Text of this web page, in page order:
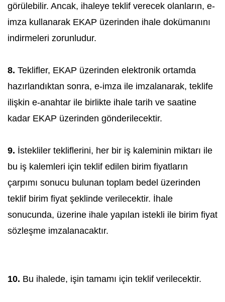
görülebilir. Ancak, ihaleye teklif verecek olanların, e-
imza kullanarak EKAP üzerinden ihale dokümanını
indirmeleri zorunludur.
8. Teklifler, EKAP üzerinden elektronik ortamda
hazırlandıktan sonra, e-imza ile imzalanarak, teklife
ilişkin e-anahtar ile birlikte ihale tarih ve saatine
kadar EKAP üzerinden gönderilecektir.
9. İstekliler tekliflerini, her bir iş kaleminin miktarı ile
bu iş kalemleri için teklif edilen birim fiyatların
çarpımı sonucu bulunan toplam bedel üzerinden
teklif birim fiyat şeklinde verilecektir. İhale
sonucunda, üzerine ihale yapılan istekli ile birim fiyat
sözleşme imzalanacaktır.
10. Bu ihalede, işin tamamı için teklif verilecektir.